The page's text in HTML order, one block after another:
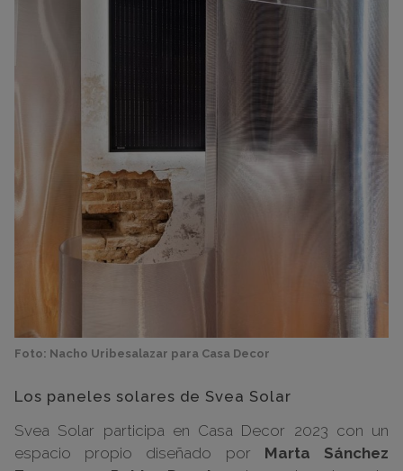
Foto: Nacho Uribesalazar para Casa Decor
Los paneles solares de Svea Solar
Svea Solar participa en Casa Decor 2023 con un
espacio propio diseñado por Marta Sánchez